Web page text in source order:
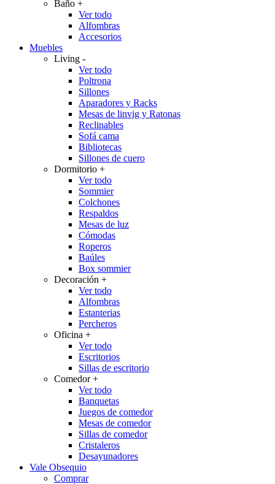
Baño +
Ver todo
Alfombras
Accesorios
Muebles
Living -
Ver todo
Poltrona
Sillones
Aparadores y Racks
Mesas de linvig y Ratonas
Reclinables
Sofá cama
Bibliotecas
Sillones de cuero
Dormitorio +
Ver todo
Sommier
Colchones
Respaldos
Mesas de luz
Cómodas
Roperos
Baúles
Box sommier
Decoración +
Ver todo
Alfombras
Estanterias
Percheros
Oficina +
Ver todo
Escritorios
Sillas de escritorio
Comedor+
Ver todo
Banquetas
Juegos de comedor
Mesas de comedor
Sillas de comedor
Cristaleros
Desayunadores
Vale Obsequio
Comprar